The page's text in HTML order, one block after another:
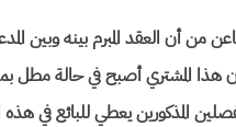
للفصلين 254 و255 فإن هذا المشتري
259 الموالي للفصلين المذكورين